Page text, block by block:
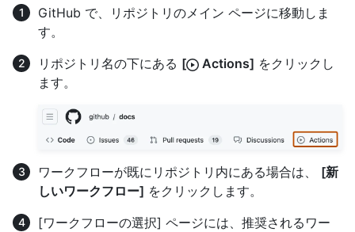
GitHub で、リポジトリのメイン ページに移動しま
す。
リポジトリ名の下にある [ Actions] をクリックし
ます。
ワークフローが既にリポジトリ内にある場合は、 [新
しいワークフロー] をクリックします。
[ワークフローの選択] ページには、推奨されるワー